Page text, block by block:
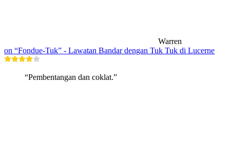
Warren
on “Fondue-Tuk” - Lawatan Bandar dengan Tuk Tuk di Lucerne
“Pembentangan dan coklat.”